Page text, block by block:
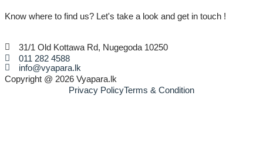
Know where to find us? Let's take a look and get in touch !
31/1 Old Kottawa Rd, Nugegoda 10250
011 282 4588
info@vyapara.lk
Copyright @ 2026 Vyapara.lk
Privacy PolicyTerms & Condition